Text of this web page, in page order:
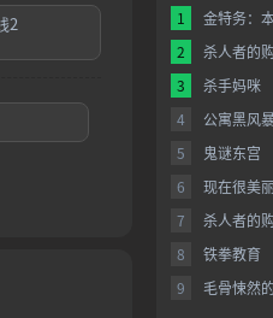
2 1
金特务：
2
杀人者的
3
杀手妈咪
4
公寓黑风
5
鬼谜东宫
6
现在很美
7
杀人者的
8
铁拳教育
9 毛骨悚然